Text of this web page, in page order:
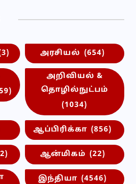
அரசியல் (654)
அறிவியல் &
தொழில்நுட்பம்
(1034)
ஆப்பிரிக்கா (856)
ஆன்மிகம் (22)
இந்தியா (4546)